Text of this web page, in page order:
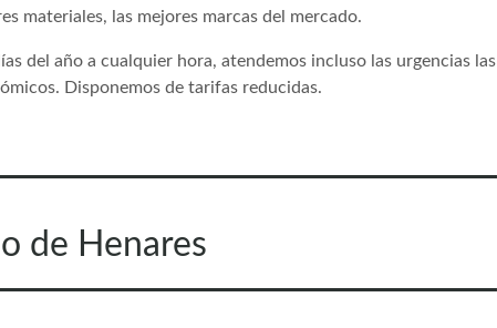
materiales, las mejores marcas del mercado.
del año a cualquier hora, atendemos incluso las urgencias las
Disponemos de tarifas reducidas.
de Henares